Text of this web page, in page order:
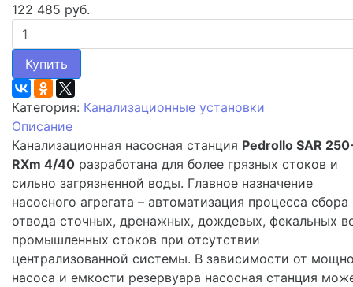
122 485 руб.
Купить
Категория: Канализационные установки
Описание
Канализационная насосная станция Pedrollo SAR
RXm 4/40 разработана для более грязных стоков и
сильно загрязненной воды. Главное назначение
насосного агрегата – автоматизация процесса сбора
отвода сточных, дренажных, дождевых, фекальных
промышленных стоков при отсутствии
централизованной системы. В зависимости от
насоса и емкости резервуара насосная станция